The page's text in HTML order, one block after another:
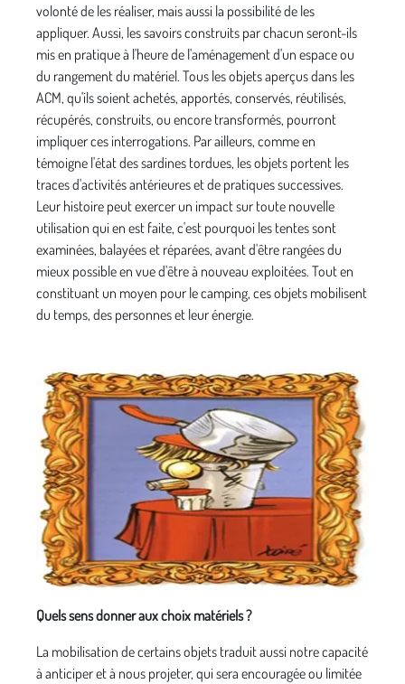
volonté de les réaliser, mais aussi la possibilité de les
appliquer. Aussi, les savoirs construits par chacun seront-ils
mis en pratique à l'heure de l'aménagement d'un espace ou
du rangement du matériel. Tous les objets aperçus dans les
ACM, qu'ils soient achetés, apportés, conservés, réutilisés,
récupérés, construits, ou encore transformés, pourront
impliquer ces interrogations. Par ailleurs, comme en
témoigne l'état des sardines tordues, les objets portent les
traces d'activités antérieures et de pratiques successives.
Leur histoire peut exercer un impact sur toute nouvelle
utilisation qui en est faite, c'est pourquoi les tentes sont
examinées, balayées et réparées, avant d'être rangées du
mieux possible en vue d'être à nouveau exploitées. Tout en
constituant un moyen pour le camping, ces objets mobilisent
du temps, des personnes et leur énergie.
Quels sens donner aux choix matériels ?
La mobilisation de certains objets traduit aussi notre capacité
à anticiper et à nous projeter, qui sera encouragée ou limitée